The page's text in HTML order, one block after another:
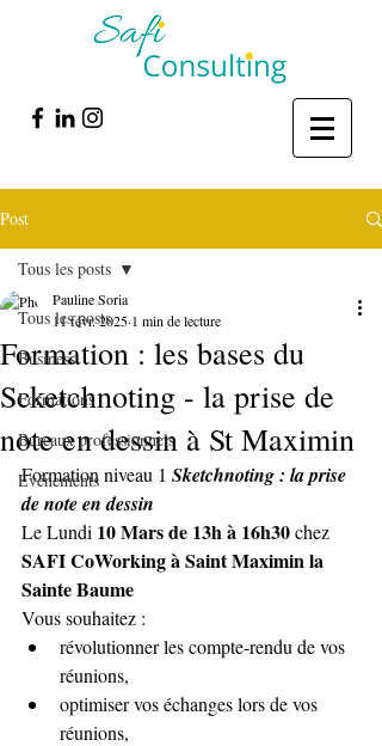
Post
Tous les posts
Business
Formations
Bureaux professionnels
Evénements
Tous les posts
Formation : les bases du
Scketchnoting - la prise de
note en dessin à St Maximin
Pauline Soria
11 févr. 2025 1 min de lecture
Formation niveau 1 Sketchnoting : la prise
de note en dessin
Le Lundi 10 Mars de 13h à 16h30 chez
SAFI CoWorking à Saint Maximin la
Sainte Baume
Vous souhaitez :
révolutionner les compte-rendu de vos
réunions,
optimiser vos échanges lors de vos
réunions,